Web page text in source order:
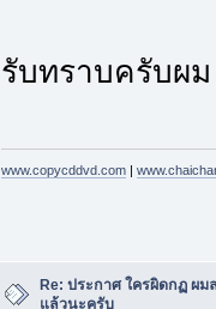
รับทราบครับผ
www.copycddvd.com|
Re: ประกาศ ใครผิดกฏ ผม
แล้วนะครับ